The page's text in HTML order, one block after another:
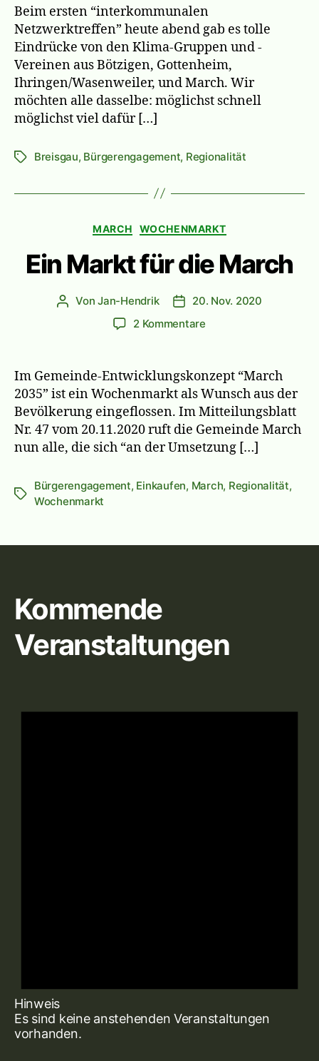
Beim ersten “interkommunalen
Netzwerktreffen” heute abend gab es tolle
Eindrücke von den Klima-Gruppen und -
Vereinen aus Bötzigen, Gottenheim,
Ihringen/Wasenweiler, und March. Wir
möchten alle dasselbe: möglichst schnell
möglichst viel dafür […]
Schlagwörter
Breisgau, Bürgerengagement, Regionalität
Kategorien
MARCH WOCHENMARKT
Ein Markt für die March
Beitragsautor
VonJan-Hendrik Veröffentlichungsdatum
20. Nov. 2020
2 Kommentarezu
für
die
March
Im Gemeinde-Entwicklungskonzept “March
2035” ist ein Wochenmarkt als Wunsch aus der
Bevölkerung eingeflossen. Im Mitteilungsblatt
Nr. 47 vom 20.11.2020 ruft die Gemeinde March
nun alle, die sich “an der Umsetzung […]
Schlagwörter
Bürgerengagement, Einkaufen, March, Regionalität,
Wochenmarkt
Kommende
Veranstaltungen
Hinweis
Es sind keine anstehenden Veranstaltungen
vorhanden.